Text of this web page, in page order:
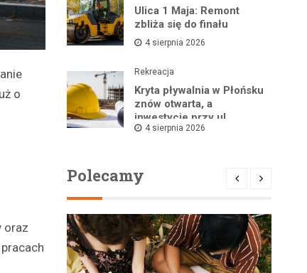
o
oraz
Ulica 1 Maja: Remont
zbliża się do finału
4 sierpnia 2026
Rekreacja
Kryta pływalnia w Płońsku
znów otwarta, a
inwestycje przy ul.
Kopernika w toku
4 sierpnia 2026
Polecamy